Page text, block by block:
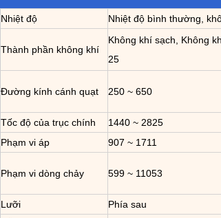
Nhiệt độ Nhiệt độ bình thường,
Thành phần không khí
Không khí sạch, Không
25
Đường kính cánh quạt 250 ~ 650
Tốc độ của trục chính 1440 ~ 2825
Phạm vi áp
907 ~ 1711
Phạm vi dòng chảy 599 ~ 11053
Lưỡi
Phía sau